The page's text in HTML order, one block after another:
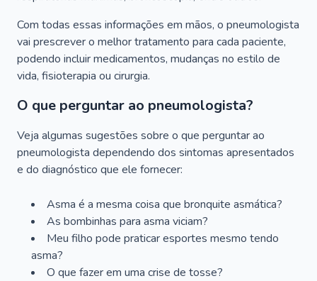
Com todas essas informações em mãos, o pneumologista
vai prescrever o melhor tratamento para cada paciente,
podendo incluir medicamentos, mudanças no estilo de
vida, fisioterapia ou cirurgia.
O que perguntar ao pneumologista?
Veja algumas sugestões sobre o que perguntar ao
pneumologista dependendo dos sintomas apresentados
e do diagnóstico que ele fornecer:
Asma é a mesma coisa que bronquite asmática?
As bombinhas para asma viciam?
Meu filho pode praticar esportes mesmo tendo
asma?
O que fazer em uma crise de tosse?